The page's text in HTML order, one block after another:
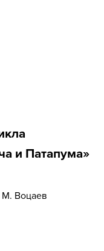
и Патапума»
М. Воцаев